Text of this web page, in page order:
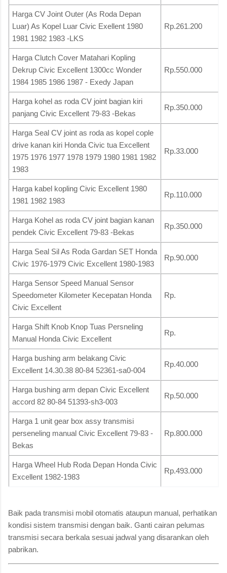
Harga CV Joint Outer (As Roda Depan
Luar) As Kopel Luar Civic Exellent 1980
1981 1982 1983 -LKS
Rp.261.200
Harga Clutch Cover Matahari Kopling
Dekrup Civic Excellent 1300cc Wonder
1984 1985 1986 1987 - Exedy Japan
Rp.550.000
Harga kohel as roda CV joint bagian kiri
panjang Civic Excellent 79-83 -Bekas
Rp.350.000
Harga Seal CV joint as roda as kopel cople
drive kanan kiri Honda Civic tua Excellent
1975 1976 1977 1978 1979 1980 1981 1982
1983
Rp.33.000
Harga kabel kopling Civic Excellent 1980
1981 1982 1983
Rp.110.000
Harga Kohel as roda CV joint bagian kanan
pendek Civic Excellent 79-83 -Bekas
Rp.350.000
Harga Seal Sil As Roda Gardan SET Honda
Civic 1976-1979 Civic Excellent 1980-1983
Rp.90.000
Harga Sensor Speed Manual Sensor
Speedometer Kilometer Kecepatan Honda
Civic Excellent
Rp.
Harga Shift Knob Knop Tuas Persneling
Manual Honda Civic Excellent
Rp.
Harga bushing arm belakang Civic
Excellent 14.30.38 80-84 52361-sa0-004
Rp.40.000
Harga bushing arm depan Civic Excellent
accord 82 80-84 51393-sh3-003
Rp.50.000
Harga 1 unit gear box assy transmisi
perseneling manual Civic Excellent 79-83 -
Bekas
Rp.800.000
Harga Wheel Hub Roda Depan Honda Civic
Excellent 1982-1983
Rp.493.000
Baik pada transmisi mobil otomatis ataupun manual, perhatikan
kondisi sistem transmisi dengan baik. Ganti cairan pelumas
transmisi secara berkala sesuai jadwal yang disarankan oleh
pabrikan.